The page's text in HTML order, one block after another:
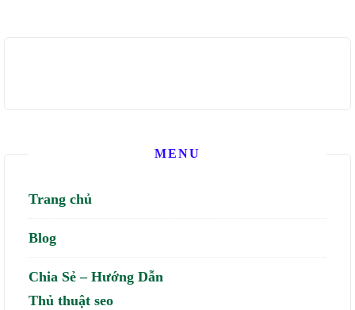
MENU
Trang chủ
Blog
Chia Sẻ – Hướng Dẫn
Thủ thuật seo